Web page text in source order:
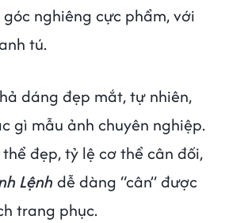
nghiêng cực phẩm, với
tú.
dáng đẹp mắt, tự nhiên,
gì mẫu ảnh chuyên nghiệp.
đẹp, tỷ lệ cơ thể cân đối,
Lệnh dễ dàng “cân” được
trang phục.